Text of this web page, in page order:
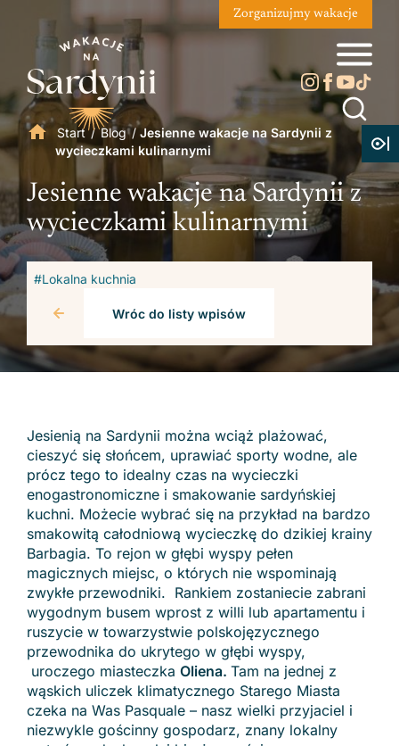
Zorganizujmy wakacje
Start/Blog/Jesienne wakacje na Sardynii z
wycieczkami kulinarnymi
Jesienne wakacje na Sardynii z
wycieczkami kulinarnymi
#Lokalna kuchnia
Wróc do listy wpisów
Jesienią na Sardynii można wciąż plażować,
cieszyć się słońcem, uprawiać sporty wodne, ale
prócz tego to idealny czas na wycieczki
enogastronomiczne i smakowanie sardyńskiej
kuchni. Możecie wybrać się na przykład na bardzo
smakowitą całodniową wycieczkę do dzikiej krainy
Barbagia. To rejon w głębi wyspy pełen
magicznych miejsc, o których nie wspominają
zwykłe przewodniki. Rankiem zostaniecie zabrani
wygodnym busem wprost z willi lub apartamentu i
ruszycie w towarzystwie polskojęzycznego
przewodnika do ukrytego w głębi wyspy,
uroczego miasteczka Oliena. Tam na jednej z
wąskich uliczek klimatycznego Starego Miasta
czeka na Was Pasquale – nasz wielki przyjaciel i
niezwykle gościnny gospodarz, znany lokalny